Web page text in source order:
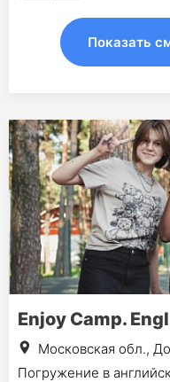
Показать
Enjoy Camp.
Московская обл.,
Погружение в